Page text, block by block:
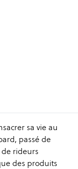
sa vie au
passé de
rideurs
des produits